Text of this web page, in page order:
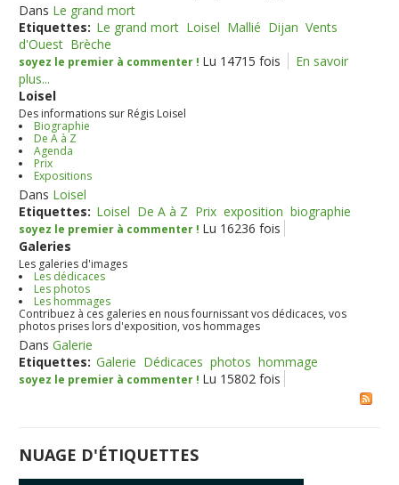
Dans Le grand mort
Etiquettes: Le grand mort Loisel Mallié Dijan Vents
d'Ouest Brèche
soyez le premier à commenter ! Lu 14715 fois
En savoir
plus...
Loisel
Des informations sur Régis Loisel
Biographie
De A à Z
Agenda
Prix
Expositions
Dans Loisel
Etiquettes: Loisel De A à Z Prix exposition biographie
soyez le premier à commenter ! Lu 16236 fois
Galeries
Les galeries d'images
Les dédicaces
Les photos
Les hommages
Contribuez à ces galeries en nous fournissant vos dédicaces, vos
photos prises lors d'exposition, vos hommages
DansGalerie
Etiquettes: Galerie Dédicaces photos hommage
soyez le premier à commenter ! Lu 15802 fois
NUAGE D'ÉTIQUETTES